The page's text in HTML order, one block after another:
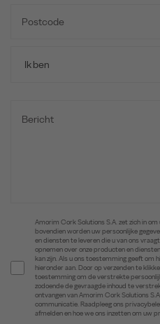
Amorim Cork Solutions S.A. zet zich in
bovendien worden uw persoonlijke
en diensten te leveren die u van ons
opnemen over onze producten en
kan zijn. Als u ons toestemming geeft om
hieronder aan. Door op verzenden te
toestemming om de verstrekte
zodoende de gevraagde inhoud te
ontvangen van Amorim Cork Solutions
communicatie. Raadpleeg ons
afmelden en hoe we ons inzetten om uw